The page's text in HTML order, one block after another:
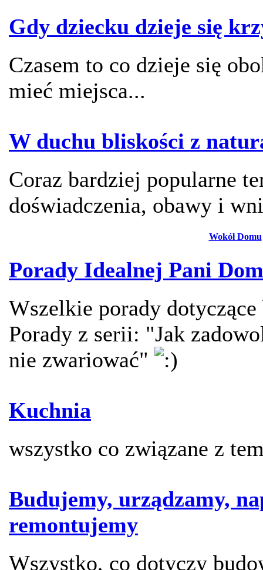
Gdy dziecku dzieje się
Czasem to co dzieje się
mieć miejsca...
W duchu bliskości z
Coraz bardziej popularne
doświadczenia, obawy i
Wokół Domu
Porady Idealnej Pani
Wszelkie porady
Porady z serii: "Jak
nie zwariować"
Kuchnia
wszystko co związane z
Budujemy, urządzamy,
remontujemy
Wszystko, co dotyczy